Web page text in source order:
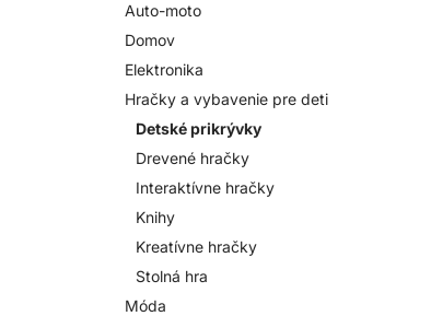
Auto-moto
Domov
Elektronika
Hračky a vybavenie pre deti
Detské prikrývky
Drevené hračky
Interaktívne hračky
Knihy
Kreatívne hračky
Stolná hra
Móda